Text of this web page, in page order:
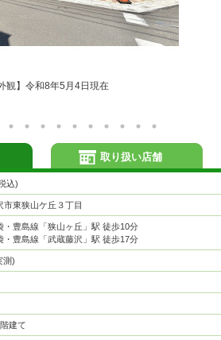
観】令和8年5月4日現在
込)
市東狭山ケ丘３丁目
・豊島線「狭山ヶ丘」駅 徒歩10分
・豊島線「武蔵藤沢」駅 徒歩17分
測)
建て
取り扱い店舗